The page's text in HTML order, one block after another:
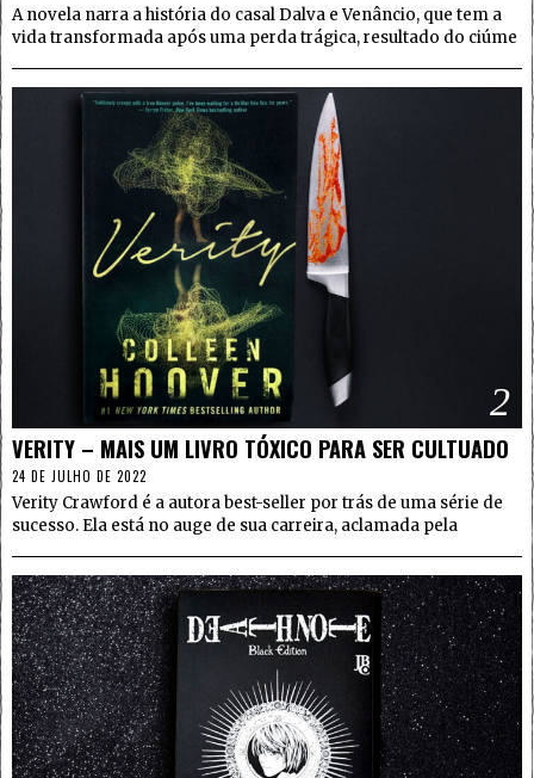
A novela narra a história do casal Dalva e Venâncio, que tem a
vida transformada após uma perda trágica, resultado do ciúme
2
VERITY – MAIS UM LIVRO TÓXICO PARA SER CULTUADO
24 DE JULHO DE 2022
Verity Crawford é a autora best-seller por trás de uma série de
sucesso. Ela está no auge de sua carreira, aclamada pela